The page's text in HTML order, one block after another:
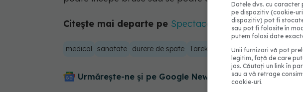
Citește mai departe pe Spectacola.ro
medical sanatate durere de spate Tarek Nazer
Urmărește-ne și pe Google News - abonează‑te!
Datele dvs. cu
pe dispozitiv (cookie-
dispozitiv) pot fi
sau pot fi folosite în
putem folosi date
Unii furnizori vă pot
legitim, față de care
jos. Căutați un link în
sau a vă retrage
cookie-uri.